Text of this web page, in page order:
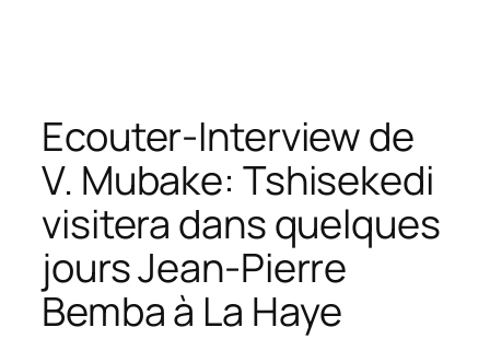
Ecouter-Interview de
V. Mubake: Tshisekedi
visitera dans quelques
jours Jean-Pierre
Bemba à La Haye